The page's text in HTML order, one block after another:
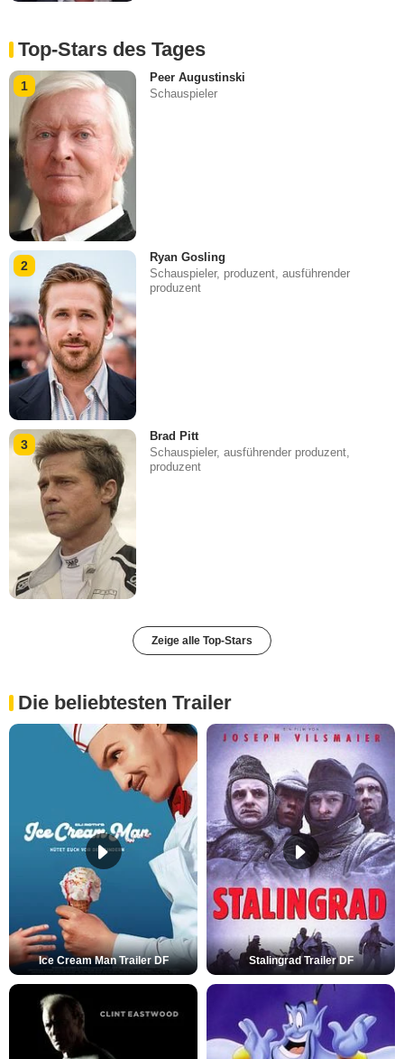
Top-Stars des Tages
1
Peer Augustinski
Schauspieler
2
Ryan Gosling
Schauspieler, produzent, ausführender
produzent
3
Brad Pitt
Schauspieler, ausführender produzent,
produzent
Zeige alle Top-Stars
Die beliebtesten Trailer
Ice Cream Man Trailer DF Stalingrad Trailer DF